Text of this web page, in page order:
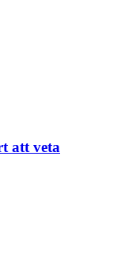
att veta